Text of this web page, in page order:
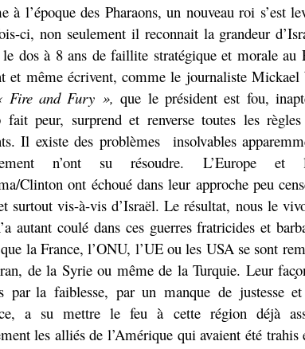
à l’époque des Pharaons, un nouveau roi
ci, non seulement il reconnait la grandeur
dos à 8 ans de faillite stratégique et morale au
et même écrivent, comme le journaliste
Fire and Fury », que le président est fou,
fait peur, surprend et renverse toutes les
Il existe des problèmes insolvables
n’ont su résoudre. L’Europe et
Clinton ont échoué dans leur approche peu
surtout vis-à-vis d’Israël. Le résultat, nous le
autant coulé dans ces guerres fratricides et
la France, l’ONU, l’UE ou les USA se sont
de la Syrie ou même de la Turquie. Leur fac
par la faiblesse, par un manque de justesse
a su mettre le feu à cette région déjà
les alliés de l’Amérique qui avaient ététrahis